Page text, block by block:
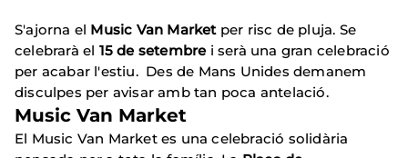
S'ajorna el Music Van Marketper risc de pluja. Se
celebrarà el 15 de setembrei serà una gran celebració
per acabar l'estiu. Des de Mans Unides demanem
disculpes per avisar amb tan poca antelació.
Music Van Market
El Music Van Market es una celebració solidària